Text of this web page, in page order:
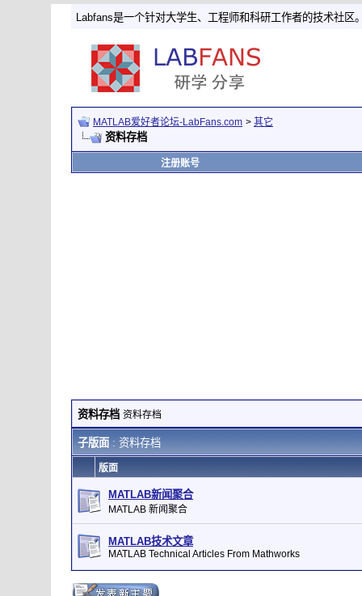
Labfans是一个针对大学生、工程师和科研工作者的技术社区
MATLAB爱好者论坛-LabFans.com > 其它
资料存档
注册账号
资料存档 资料存档
子版面: 资料存档
版面
MATLAB新闻聚合
MATLAB 新闻聚合
MATLAB技术文章
MATLAB Technical Articles From Mathworks